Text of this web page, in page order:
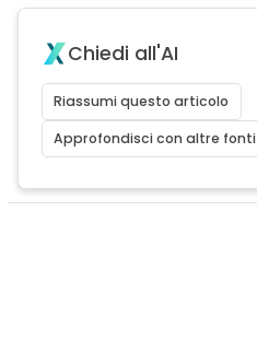
Chiedi all'AI
Riassumi questo articolo
Approfondisci con altre fonti